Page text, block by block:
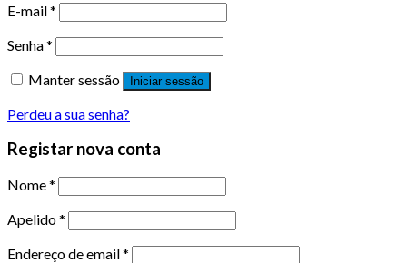
E-mail*
Senha*
Manter sessão
Iniciar sessão
Perdeu a sua senha?
Registar nova conta
Nome*
Apelido*
Endereço de email*